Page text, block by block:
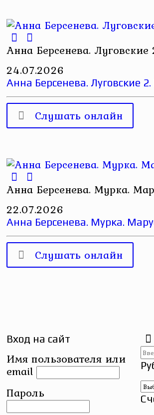
Анна Берсенева.
24.07.2026
Анна Берсенева. Луговские
Слушать онлайн
Анна Берсенева. Мурка.
22.07.2026
Анна Берсенева. Мурка.
Слушать онлайн
Вход на сайт
Имя пользователя или
email
Пароль